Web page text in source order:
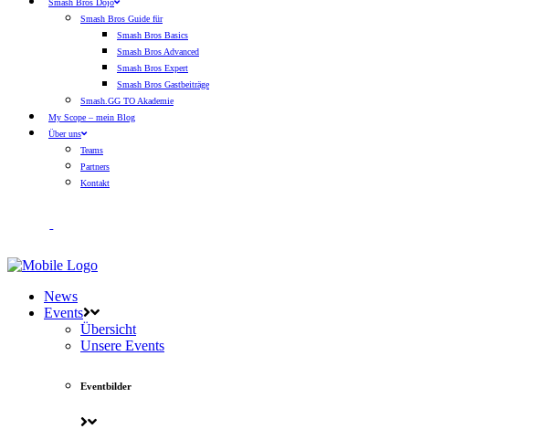
Smash Bros Dojo
Smash Bros Guide für
Smash Bros Basics
Smash Bros Advanced
Smash Bros Expert
Smash Bros Gastbeiträge
Smash.GG TO Akademie
My Scope – mein Blog
Über uns
Teams
Partners
Kontakt
News
Events
Übersicht
Unsere Events
Eventbilder